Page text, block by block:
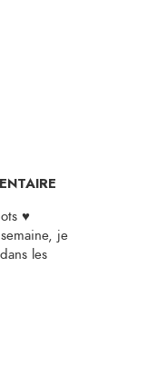
♥
je
les